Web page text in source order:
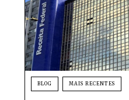
BLOG MAIS RECENTES